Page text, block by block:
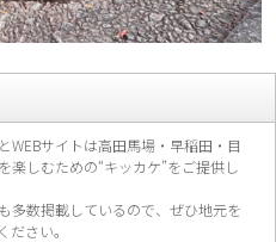
WEBサイトは高田馬場・早稲田・目
楽しむための“キッカケ”をご提供し
多数掲載しているので、 ぜひ地元を
ださい。